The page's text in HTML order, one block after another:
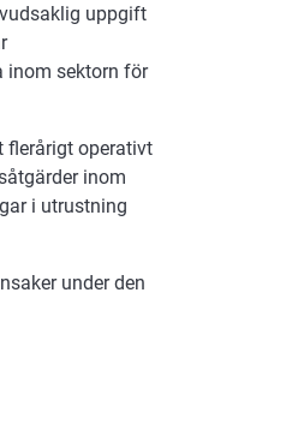
uppgift
inom sektorn för
flerårigt operativt
inom
i utrustning
under den